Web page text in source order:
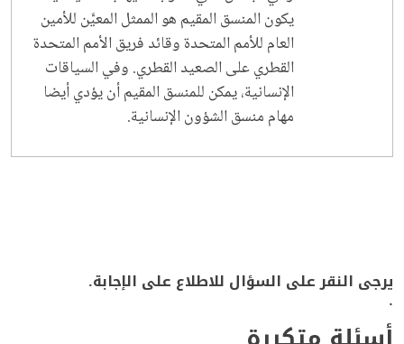
يكون المنسق المقيم هو الممثل المعيَّن للأمين
العام للأمم المتحدة وقائد فريق الأمم المتحدة
القطري على الصعيد القطري. وفي السياقات
الإنسانية، يمكن للمنسق المقيم أن يؤدي أيضا
مهام منسق الشؤون الإنسانية.
يرجى النقر على السؤال للاطلاع على الإجابة.
.